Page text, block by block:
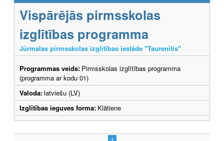
Vispārējās pirmsskolas
izglītības programma
Jūrmalas pirmsskolas izglītības iestāde "Taurenītis"
Programmas veids: Pirmsskolas izglītības programma
(programma ar kodu 01)
Valoda:latviešu (LV)
Izglītības ieguves forma: Klātiene